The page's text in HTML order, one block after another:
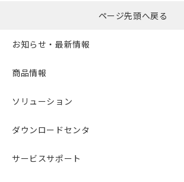
ページ先頭へ戻る
お知らせ・最新情報
商品情報
ソリューション
ダウンロードセンタ
サービスサポート